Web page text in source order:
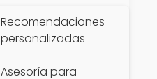
Recomendaciones
personalizadas
Asesoría para